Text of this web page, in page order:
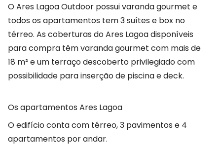
O Ares Lagoa Outdoor possui varanda gourmet e
todos os apartamentos tem 3 suítes e box no
térreo. As coberturas do Ares Lagoa disponíveis
para compra têm varanda gourmet com mais de
18 m² e um terraço descoberto privilegiado com
possibilidade para inserção de piscina e deck.
Os apartamentos Ares Lagoa
O edifício conta com térreo, 3 pavimentos e 4
apartamentos por andar.